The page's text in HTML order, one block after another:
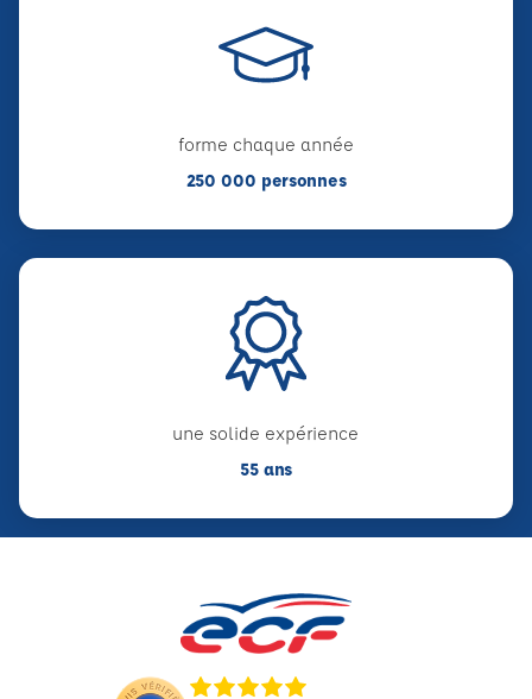
forme chaque année
250 000 personnes
une solide expérience
55 ans